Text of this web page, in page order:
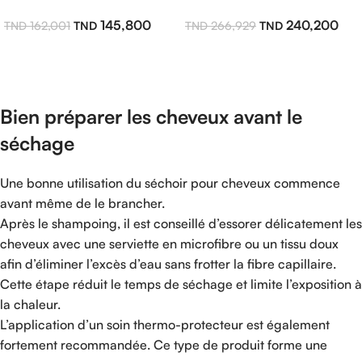
162,001 145,800 266,929 240,200
Bien préparer les cheveux avant le
séchage
Une bonne utilisation du séchoir pour cheveux commence
avant même de le brancher.
Après le shampoing, il est conseillé d’essorer délicatement les
cheveux avec une serviette en microfibre ou un tissu doux
afin d’éliminer l’excès d’eau sans frotter la fibre capillaire.
Cette étape réduit le temps de séchage et limite l’exposition à
la chaleur.
L’application d’un soin thermo-protecteur est également
fortement recommandée. Ce type de produit forme une